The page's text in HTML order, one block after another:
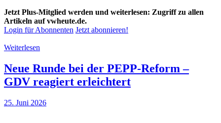
Jetzt Plus-Mitglied werden und weiterlesen: Zugriff zu allen
Artikeln auf vwheute.de.
Login für Abonnenten Jetzt abonnieren!
Weiterlesen
Neue Runde bei der PEPP-Reform –
GDV reagiert erleichtert
25. Juni 2026